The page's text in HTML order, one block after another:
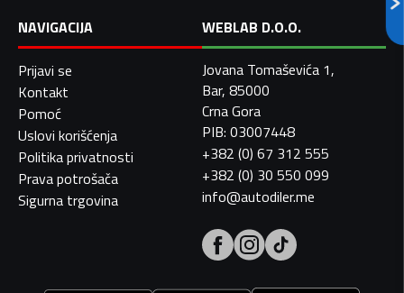
NAVIGACIJA
Prijavi se
Kontakt
Pomoć
Uslovi korišćenja
Politika privatnosti
Prava potrošača
Sigurna trgovina
WEBLAB D.O.O.
Jovana Tomaševića 1,
Bar, 85000
Crna Gora
PIB: 03007448
+382 (0) 67 312 555
+382 (0) 30 550 099
info@autodiler.me